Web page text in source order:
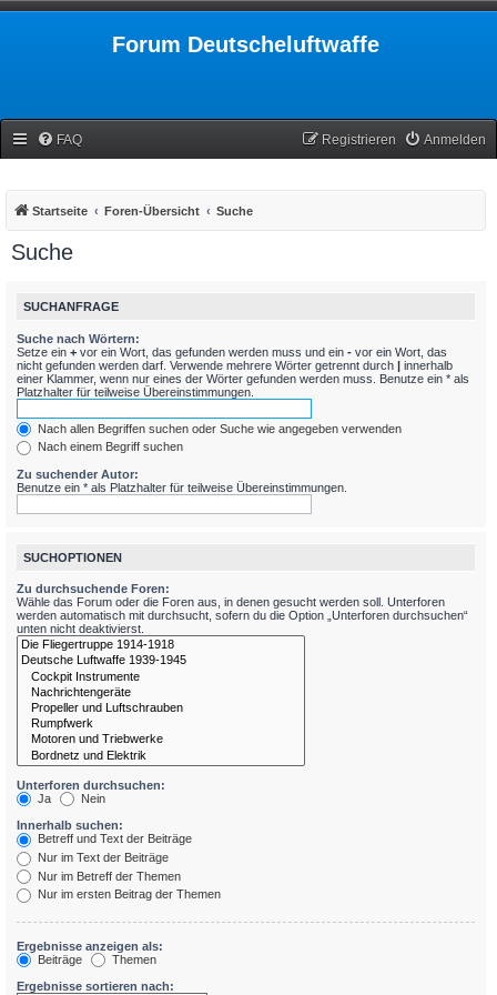
Forum Deutscheluftwaffe
FAQ Anmelden
Registrieren
Startseite Foren-Übersicht Suche
Suche
SUCHANFRAGE
Suche nach Wörtern:
Setze ein + vor ein Wort, das gefunden werden muss und ein - vor ein Wort, das
nicht gefunden werden darf. Verwende mehrere Wörter getrennt durch | innerhalb
einer Klammer, wenn nur eines der Wörter gefunden werden muss. Benutze ein * als
Platzhalter für teilweise Übereinstimmungen.
Nach allen Begriffen suchen oder Suche wie angegeben verwenden
Nach einem Begriff suchen
Zu suchender Autor:
Benutze ein * als Platzhalter für teilweise Übereinstimmungen.
SUCHOPTIONEN
Zu durchsuchende Foren:
Wähle das Forum oder die Foren aus, in denen gesucht werden soll. Unterforen
werden automatisch mit durchsucht, sofern du die Option „Unterforen durchsuchen“
unten nicht deaktivierst.
Unterforen durchsuchen:
Ja
Nein
Innerhalb suchen:
Betreff und Text der Beiträge
Nur im Text der Beiträge
Nur im Betreff der Themen
Nur im ersten Beitrag der Themen
Ergebnisse anzeigen als:
Beiträge
Themen
Ergebnisse sortieren nach: